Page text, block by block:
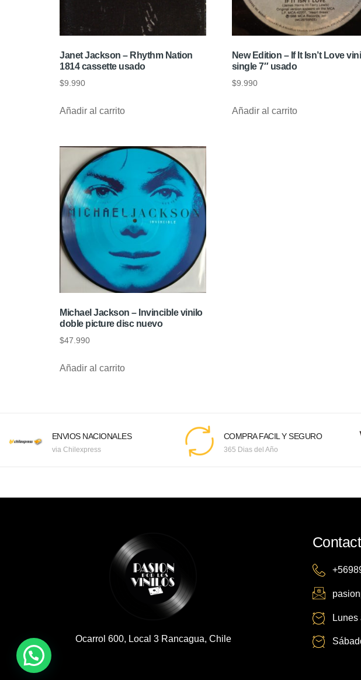
Janet Jackson – Rhythm Nation
1814 cassette usado
$9.990
Añadir al carrito
New Edition – If It Isn’t Love
single 7″ usado
$9.990
Añadir al carrito
Michael Jackson – Invincible vinilo
doble picture disc nuevo
$47.990
Añadir al carrito
ENVIOS NACIONALES
via Chilexpress
COMPRA FACIL Y SEGURO
365 Dias del Año
Ocarrol 600, Local 3 Rancagua, Chile